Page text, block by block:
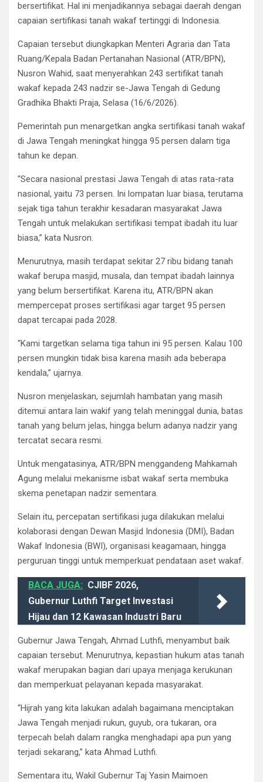
bersertifikat. Hal ini menjadikannya sebagai daerah dengan
capaian sertifikasi tanah wakaf tertinggi di Indonesia.
Capaian tersebut diungkapkan Menteri Agraria dan Tata
Ruang/Kepala Badan Pertanahan Nasional (ATR/BPN),
Nusron Wahid, saat menyerahkan 243 sertifikat tanah
wakaf kepada 243 nadzir se-Jawa Tengah di Gedung
Gradhika Bhakti Praja, Selasa (16/6/2026).
Pemerintah pun menargetkan angka sertifikasi tanah wakaf
di Jawa Tengah meningkat hingga 95 persen dalam tiga
tahun ke depan.
“Secara nasional prestasi Jawa Tengah di atas rata-rata
nasional, yaitu 73 persen. Ini lompatan luar biasa, terutama
sejak tiga tahun terakhir kesadaran masyarakat Jawa
Tengah untuk melakukan sertifikasi tempat ibadah itu luar
biasa,” kata Nusron.
Menurutnya, masih terdapat sekitar 27 ribu bidang tanah
wakaf berupa masjid, musala, dan tempat ibadah lainnya
yang belum bersertifikat. Karena itu, ATR/BPN akan
mempercepat proses sertifikasi agar target 95 persen
dapat tercapai pada 2028.
“Kami targetkan selama tiga tahun ini 95 persen. Kalau 100
persen mungkin tidak bisa karena masih ada beberapa
kendala,” ujarnya.
Nusron menjelaskan, sejumlah hambatan yang masih
ditemui antara lain wakif yang telah meninggal dunia, batas
tanah yang belum jelas, hingga belum adanya nadzir yang
tercatat secara resmi.
Untuk mengatasinya, ATR/BPN menggandeng Mahkamah
Agung melalui mekanisme isbat wakaf serta membuka
skema penetapan nadzir sementara.
Selain itu, percepatan sertifikasi juga dilakukan melalui
kolaborasi dengan Dewan Masjid Indonesia (DMI), Badan
Wakaf Indonesia (BWI), organisasi keagamaan, hingga
perguruan tinggi untuk memperkuat pendataan aset wakaf.
BACA JUGA: CJIBF 2026,
Gubernur Luthfi Target Investasi
Hijau dan 12 Kawasan Industri Baru
Gubernur Jawa Tengah, Ahmad Luthfi, menyambut baik
capaian tersebut. Menurutnya, kepastian hukum atas tanah
wakaf merupakan bagian dari upaya menjaga kerukunan
dan memperkuat pelayanan kepada masyarakat.
“Hijrah yang kita lakukan adalah bagaimana menciptakan
Jawa Tengah menjadi rukun, guyub, ora tukaran, ora
terpecah belah dalam rangka menghadapi apa pun yang
terjadi sekarang,” kata Ahmad Luthfi.
Sementara itu, Wakil Gubernur Taj Yasin Maimoen